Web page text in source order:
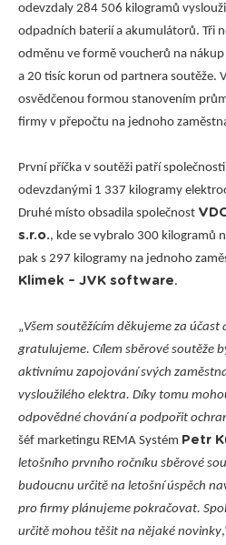
odevzdaly 284 506 kilogramů
odpadních baterií a akumulátorů. Tři
odměnu ve formě voucherů na
a 20 tisíc korun od partnera soutěže.
osvědčenou formou stanovením
firmy v přepočtu na jednoho
První příčka v soutěži patří společnosti
odevzdanými 1 337 kilogramy
Druhé místo obsadila společnost
s.r.o., kde se vybralo 300 kilogramů
pak s 297 kilogramy na jednoho
Klimek – JVK software.
„Všem soutěžícím děkujeme za účast
gratulujeme. Cílem sběrové soutěže
aktivnímu zapojování svých
vysloužilého elektra. Díky tomu
odpovědné chování a podpořit
šéf marketingu REMA Systém Petr
letošního prvního ročníku sběrové
budoucnu určitě na letošní úspěch
pro firmy plánujeme pokračovat.
určitě mohou těšit na nějaké novinky